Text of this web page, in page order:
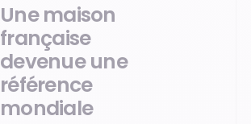
Une maison
française
devenue une
référence
mondiale